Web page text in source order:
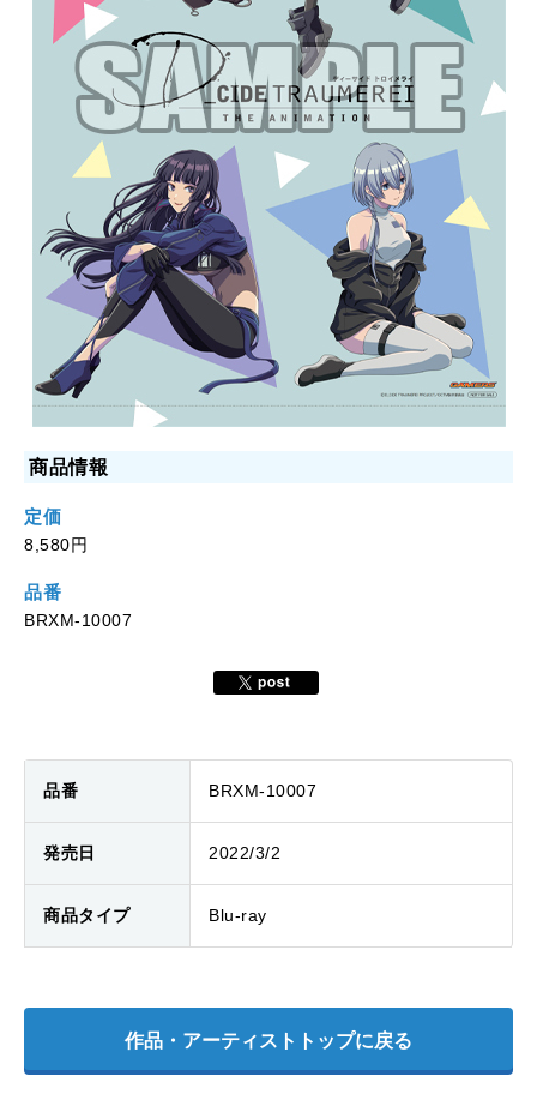
商品情報
定価
8,580円
品番
BRXM-10007
品番 BRXM-10007
発売日 2022/3/2
商品タイプ Blu-ray
作品・アーティストトップに戻る